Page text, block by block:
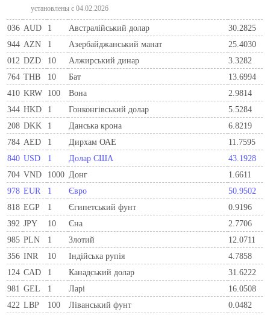
установлены c 04.02.2026
036 AUD 1 Австралійський долар
30.2825
944 AZN 1 Азербайджанський манат
25.4030
012 DZD 10 Алжирський динар
3.3282
764 THB 10 Бат
13.6994
410 KRW 100 Вона
2.9814
344 HKD 1 Гонконгівський долар
5.5284
208 DKK 1 Данська крона
6.8219
784 AED 1 Дирхам ОАЕ
11.7595
840 USD 1 Долар США
43.1928
704 VND 1000 Донг
1.6611
978 EUR 1 Євро
50.9502
818 EGP 1 Єгипетський фунт
0.9196
392 JPY 10 Єна
2.7706
985 PLN 1 Злотий
12.0711
356 INR 10 Індійська рупія
4.7858
124 CAD 1 Канадський долар
31.6222
981 GEL 1 Ларi
16.0508
422 LBP 100 Ліванський фунт
0.0482